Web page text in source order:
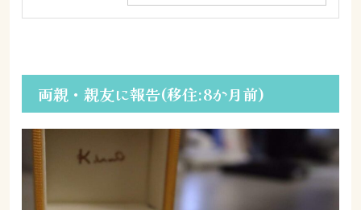
両親・親友に報告(移住:8か月前)